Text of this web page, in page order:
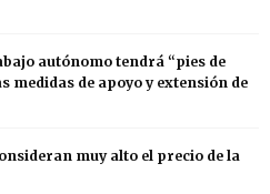
autónomo tendrá “pies de
medidas de apoyo y extensión de
muy alto el precio de la